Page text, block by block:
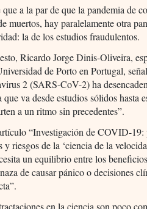
que a la par de que la pandemia de
muertos, hay paralelamente otra
la de los estudios fraudulentos.
Ricardo Jorge Dinis-Oliveira,
de Porto en Portugal,
2 (SARS-CoV-2) ha
que va desde estudios sólidos hasta
a un ritmo sin precedentes”.
“Investigación de COVID-19:
y riesgos de la ‘ciencia de la
un equilibrio entre los
de causar pánico o decisiones